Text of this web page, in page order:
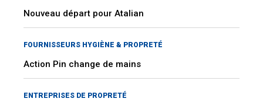
Nouveau départ pour Atalian
FOURNISSEURS HYGIÈNE & PROPRETÉ
Action Pin change de mains
ENTREPRISES DE PROPRETÉ